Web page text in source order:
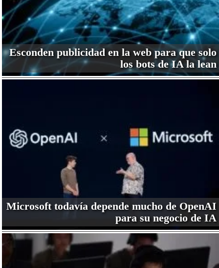
Esconden publicidad en la web para que solo
los bots de IA la lean
Microsoft todavía depende mucho de OpenAI
para su negocio de IA